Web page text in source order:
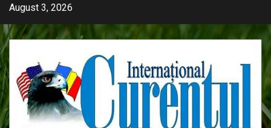
Skip
content
August 3, 2026